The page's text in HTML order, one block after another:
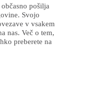
pošilja
Svojo
v vsakem
nas. Več o tem,
preberete na